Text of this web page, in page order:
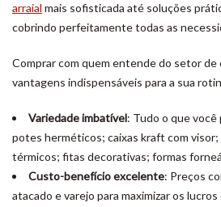
arraial mais sofisticada até soluções
cobrindo perfeitamente todas as
Comprar com quem entende do setor
vantagens indispensáveis para a sua
Variedade imbatível: Tudo o que você
potes herméticos; caixas kraft com
térmicos; fitas decorativas; formas
Custo-benefício excelente: Preços
atacado e varejo para maximizar os